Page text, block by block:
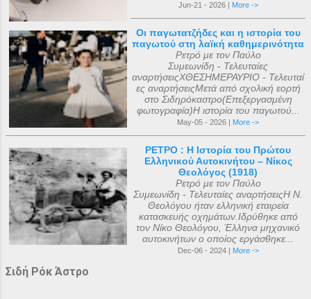
Jun-21 - 2026 | More ->
Οι παγωτατζήδες και η ιστορία του
παγωτού στη λαϊκή καθημερινότητα
Ρετρό με τον Παύλο
Συμεωνίδη - Τελευταίες
αναρτήσειςΧΘΕΣΗΜΕΡΑΥΡΙΟ - Τελευταί
ες αναρτήσειςΜετά από σχολική εορτή
στο Σιδηρόκαστρο(Επεξεργασμένη
φωτογραφία)Η ιστορία του παγωτού...
May-05 - 2026 | More ->
ΡΕΤΡΟ : Η Ιστορία του Πρώτου
Ελληνικού Αυτοκινήτου – Νίκος
Θεολόγος (1918)
Ρετρό με τον Παύλο
Συμεωνίδη - Τελευταίες αναρτήσειςΗ Ν.
Θεολόγου ήταν ελληνική εταιρεία
κατασκευής οχημάτων.Ιδρύθηκε από
τον Νίκο Θεολόγου, Έλληνα μηχανικό
αυτοκινήτων ο οποίος εργάσθηκε...
Dec-06 - 2024 | More ->
Σιδή Ρόκ Άστρο